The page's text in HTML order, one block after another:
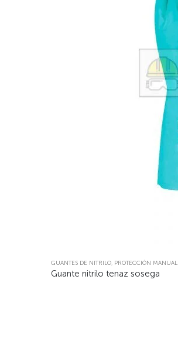
GUANTES DE NITRILO, PROTECCIÓN MANUAL
Guante nitrilo tenaz sosega